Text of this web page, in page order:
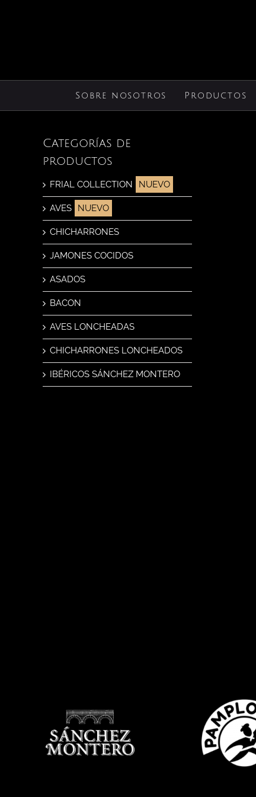
Sobre nosotros Productos
Categorías de
productos
FRIAL COLLECTION
AVES
CHICHARRONES
JAMONES COCIDOS
ASADOS
BACON
AVES LONCHEADAS
CHICHARRONES LONCHEADOS
IBÉRICOS SÁNCHEZ MONTERO